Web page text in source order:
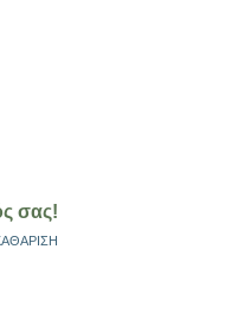
σας!